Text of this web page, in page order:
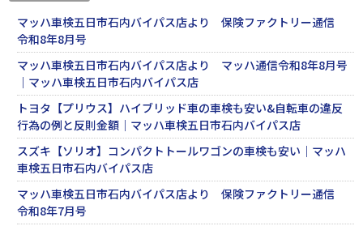
マッハ車検五日市石内バイパス店より 保険ファクトリー通信
令和8年8月号
マッハ車検五日市石内バイパス店より マッハ通信令和8年8月号
｜マッハ車検五日市石内バイパス店
トヨタ【プリウス】ハイブリッド車の車検も安い&自転車の違反
行為の例と反則金額｜マッハ車検五日市石内バイパス店
スズキ【ソリオ】コンパクトトールワゴンの車検も安い｜マッハ
車検五日市石内バイパス店
マッハ車検五日市石内バイパス店より 保険ファクトリー通信
令和8年7月号